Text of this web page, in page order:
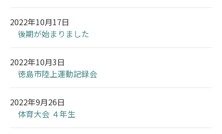
2022年10月17日
後期が始まりました
2022年10月3日
徳島市陸上運動記録会
2022年9月26日
体育大会 ４年生